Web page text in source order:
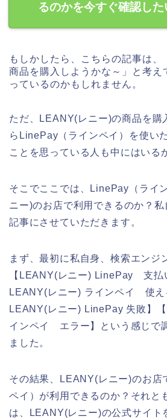
るのかを今すぐ確認し
もしかしたら、こちらの記事は
商品を購入しようかな～」と考え
っているのかもしれません。
ただ、LEANY(レニー)の商品を購
らLinePay（ラインペイ）を使い
ことを思っている人も中にはいる
そこでここでは、LinePay（ライ
ニー)のお店で利用できるのか？
記事にさせていただきます。
まず、最初に私自身、検索エンジ
【LEANY(レニー) LinePay 支払
LEANY(レニー) ラインペイ 使え
LEANY(レニー) LinePay 失敗】
インペイ エラー】という感じで
ました。
その結果、LEANY(レニー)のお店
ペイ）が利用できるのか？それと
は、LEANY(レニー)の公式サイト